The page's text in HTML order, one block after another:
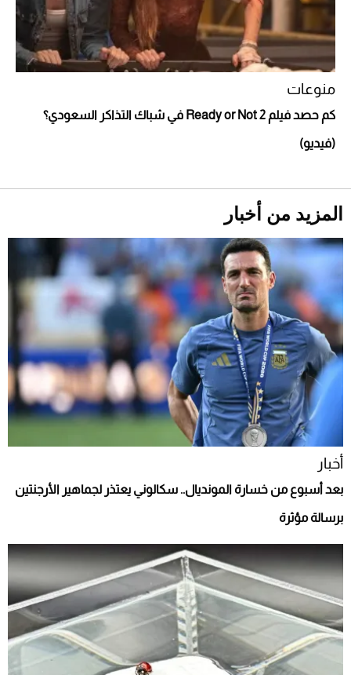
منوعات
كم حصد فيلم Ready or Not 2 في شباك التذاكر السعودي؟
(فيديو)
المزيد من أخبار
أخبار
بعد أسبوع من خسارة المونديال.. سكالوني يعتذر لجماهير الأرجنتين
برسالة مؤثرة